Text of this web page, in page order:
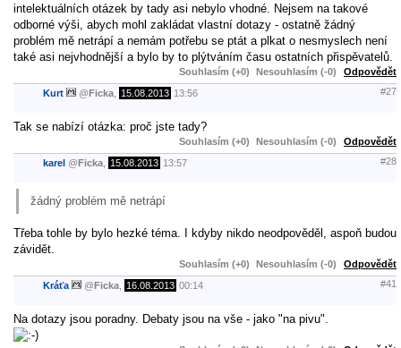
intelektuálních otázek by tady asi nebylo vhodné. Nejsem na takové
odborné výši, abych mohl zakládat vlastní dotazy - ostatně žádný
problém mě netrápí a nemám potřebu se ptát a plkat o nesmyslech není
také asi nejvhodnější a bylo by to plýtváním času ostatních přispěvatelů.
Souhlasím (+0) Nesouhlasím (-0) Odpovědět
Kurt @Ficka 15.08.2013 13:56 #27
Tak se nabízí otázka: proč jste tady?
Souhlasím (+0) Nesouhlasím (-0) Odpovědět
karel @Ficka 15.08.2013 13:57 #28
žádný problém mě netrápí
Třeba tohle by bylo hezké téma. I kdyby nikdo neodpověděl, aspoň budou
závidět.
Souhlasím (+0) Nesouhlasím (-0) Odpovědět
Kráťa @Ficka 16.08.2013 00:14 #41
Na dotazy jsou poradny. Debaty jsou na vše - jako "na pivu".